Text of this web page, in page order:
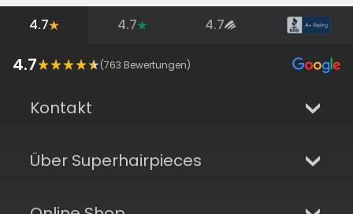
4.7 4.7 4.7
4.7 (763 Bewertungen)
Kontakt
Über Superhairpieces